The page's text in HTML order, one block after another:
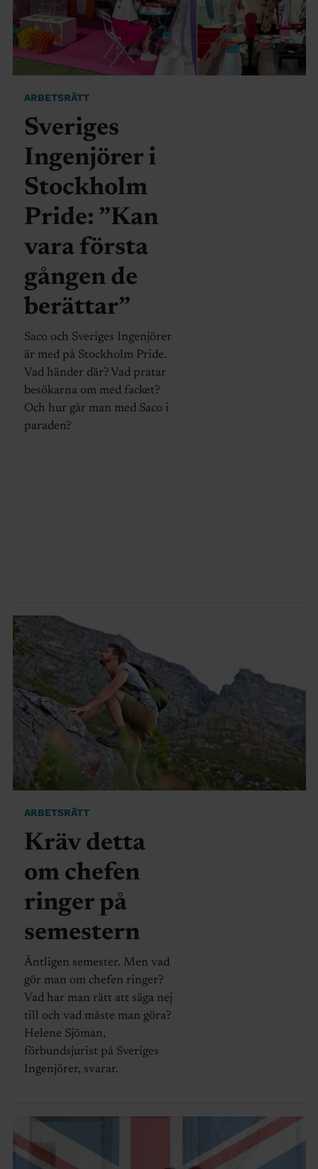
ARBETSRÄTT
Sveriges
Ingenjörer i
Stockholm
Pride: ”Kan
vara första
gången de
berättar”
Saco och Sveriges Ingenjörer
är med på Stockholm Pride.
Vad händer där? Vad pratar
besökarna om med facket?
Och hur går man med Saco i
paraden?
ARBETSRÄTT
Kräv detta
om chefen
ringer på
semestern
Äntligen semester. Men vad
gör man om chefen ringer?
Vad har man rätt att säga nej
till och vad måste man göra?
Helene Sjöman,
förbundsjurist på Sveriges
Ingenjörer, svarar.